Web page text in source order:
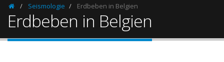
HomepageSeismologie Erdbeben in Belgien
Erdbeben in Belgien